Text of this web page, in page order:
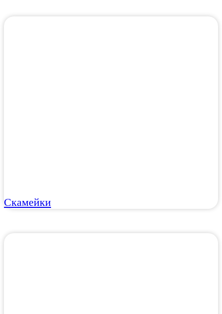
Скамейки